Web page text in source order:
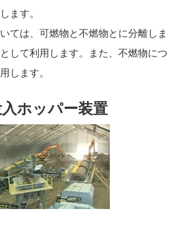
ます。
ては、可燃物と不燃物とに分離しま
して利用します。また、不燃物につ
します。
ホッパー装置